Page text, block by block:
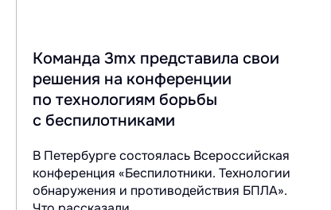
Команда 3mx представила свои
решения на конференции
по технологиям борьбы
с беспилотниками
В Петербурге состоялась Всероссийская
конференция «Беспилотники. Технологии
обнаружения и противодействия БПЛА».